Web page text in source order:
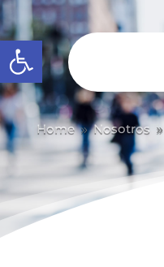
Abrir barra de
Home 9 Nosotros 9